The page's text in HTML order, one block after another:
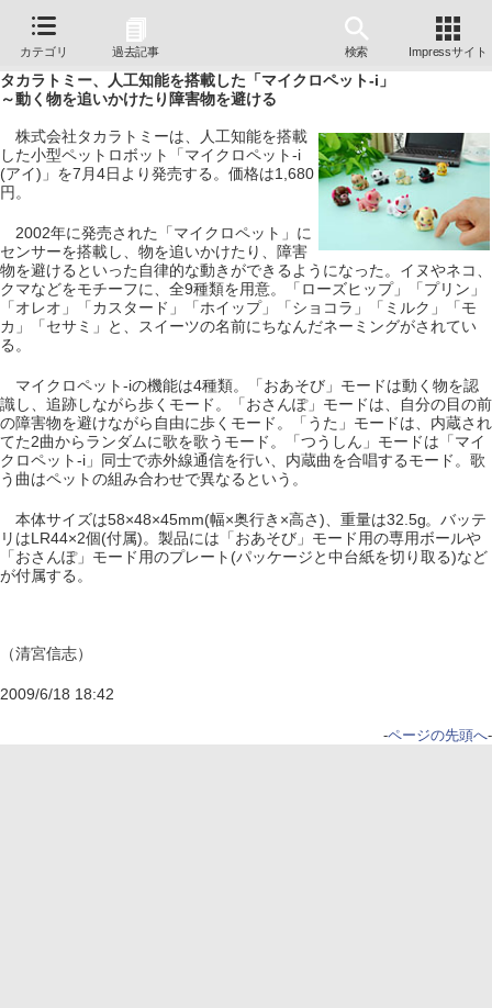
カテゴリ 過去記事 検索 Impressサイト
タカラトミー、人工知能を搭載した「マイクロペット-i」
～動く物を追いかけたり障害物を避ける
株式会社タカラトミーは、人工知能を搭載
した小型ペットロボット「マイクロペット-i
(アイ)」を7月4日より発売する。価格は1,680
円。
2002年に発売された「マイクロペット」に
センサーを搭載し、物を追いかけたり、障害
物を避けるといった自律的な動きができるようになった。イヌやネコ、
クマなどをモチーフに、全9種類を用意。「ローズヒップ」「プリン」
「オレオ」「カスタード」「ホイップ」「ショコラ」「ミルク」「モ
カ」「セサミ」と、スイーツの名前にちなんだネーミングがされてい
る。
マイクロペット-iの機能は4種類。「おあそび」モードは動く物を認
識し、追跡しながら歩くモード。「おさんぽ」モードは、自分の目の前
の障害物を避けながら自由に歩くモード。「うた」モードは、内蔵され
てた2曲からランダムに歌を歌うモード。「つうしん」モードは「マイ
クロペット-i」同士で赤外線通信を行い、内蔵曲を合唱するモード。歌
う曲はペットの組み合わせで異なるという。
本体サイズは58×48×45mm(幅×奥行き×高さ)、重量は32.5g。バッテ
リはLR44×2個(付属)。製品には「おあそび」モード用の専用ボールや
「おさんぽ」モード用のプレート(パッケージと中台紙を切り取る)など
が付属する。
（清宮信志）
2009/6/18 18:42
-ページの先頭へ-